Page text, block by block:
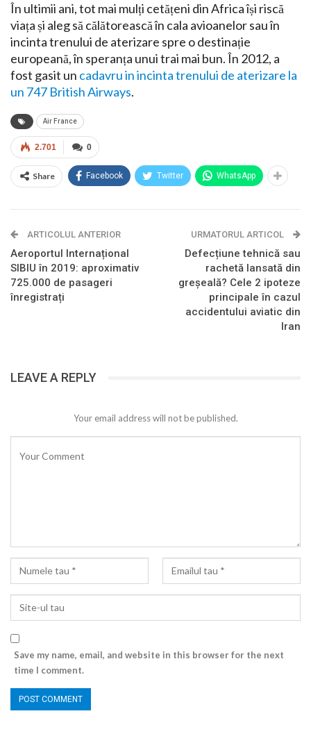
În ultimii ani, tot mai mulți cetățeni din Africa își riscă
viața și aleg să călătorească în cala avioanelor sau în
incinta trenului de aterizare spre o destinație
europeană, în speranța unui trai mai bun. În 2012, a
fost gasit un cadavru in incinta trenului de aterizare la
un 747 British Airways.
Air France
0
2.701
Share Facebook Twitter WhatsApp
ARTICOLUL ANTERIOR
Aeroportul Internațional
SIBIU în 2019: aproximativ
725.000 de pasageri
înregistrați
URMATORUL ARTICOL
Defecțiune tehnică sau
rachetă lansată din
greșeală? Cele 2 ipoteze
principale în cazul
accidentului aviatic din
Iran
LEAVE A REPLY
Your email address will not be published.
Save my name, email, and website in this browser for the next
time I comment.